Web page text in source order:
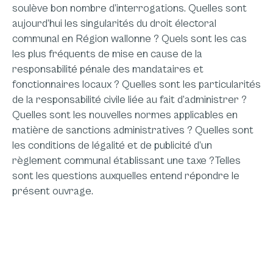
soulève bon nombre d’interrogations. Quelles sont
aujourd’hui les singularités du droit électoral
communal en Région wallonne ? Quels sont les cas
les plus fréquents de mise en cause de la
responsabilité pénale des mandataires et
fonctionnaires locaux ? Quelles sont les particularités
de la responsabilité civile liée au fait d’administrer ?
Quelles sont les nouvelles normes applicables en
matière de sanctions administratives ? Quelles sont
les conditions de légalité et de publicité d’un
règlement communal établissant une taxe ?Telles
sont les questions auxquelles entend répondre le
présent ouvrage.